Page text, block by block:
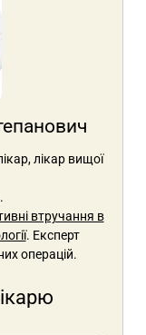
лікар вищої
втручання в
. Експерт
операцій.